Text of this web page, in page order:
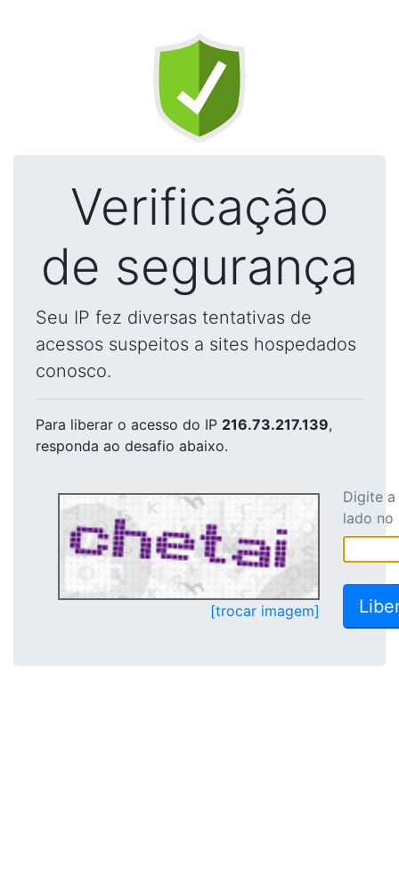
Verificação
de segurança
Seu IP fez diversas tentativas de
acessos suspeitos a sites hospedados
conosco.
Para liberar o acesso do IP 216.73.217.139,
responda ao desafio abaixo.
[trocar imagem]
Digite
lado no